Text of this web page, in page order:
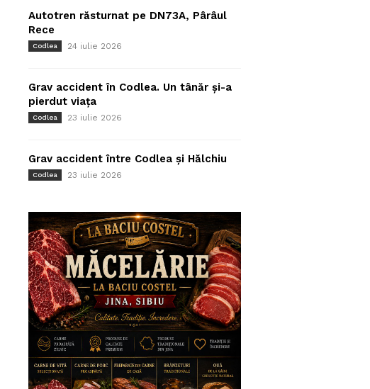
Autotren răsturnat pe DN73A, Pârâul
Rece
Codlea 24 iulie 2026
Grav accident în Codlea. Un tânăr și-a
pierdut viața
Codlea 23 iulie 2026
Grav accident între Codlea și Hălchiu
Codlea 23 iulie 2026